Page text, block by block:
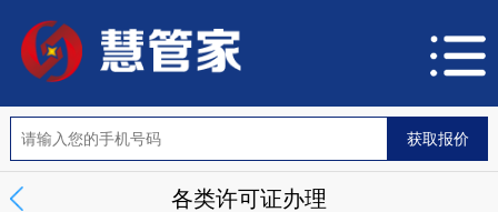
各类许可证办理